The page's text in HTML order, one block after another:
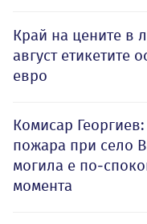
Край на цените в
август етикетите
евро
Комисар
пожара при село
могила е по-
момента